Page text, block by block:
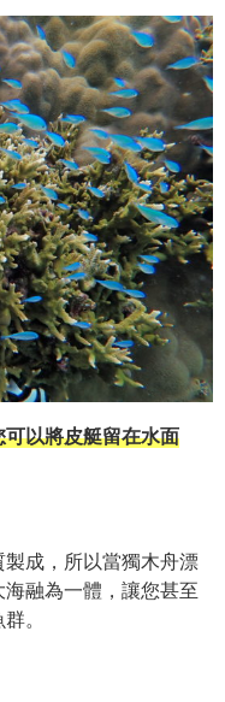
可以將皮艇留在水面
成，所以當獨木舟漂
融為一體，讓您甚至
。